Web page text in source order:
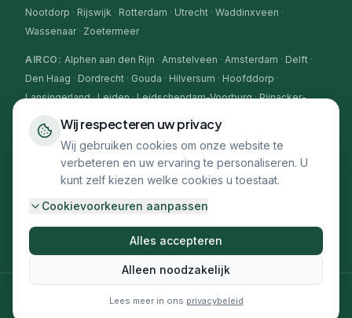
Wij respecteren uw privacy
Wij gebruiken cookies om onze website te
verbeteren en uw ervaring te personaliseren. U
kunt zelf kiezen welke cookies u toestaat.
Cookievoorkeuren aanpassen
Alleen noodzakelijk
Alles accepteren
Lees meer in ons privacybeleid
Nootdorp · Rijswijk · Rotterdam · Utrecht · Waddinxveen ·
Wassenaar· Zoetermeer
AIRCO :Alphen aan den Rijn ·Amstelveen ·Amsterdam · Delft ·
Den Haag · Dordrecht · Gouda · Hilversum · Hoofddorp ·
Lansingerland·Leiden·Leidschendam-Voorburg·Pijnacker-
Nootdorp
Wassenaar· Zoetermeer
CV-KETEL:Alphen aan den Rijn·Amstelveen·Amsterdam ·
Den Haag· Dordrecht·Gouda·Hilversum·Hoofddorp
Lansingerland·Leiden· Leidschendam-Voorburg
Zoetermeer
Climaflux. Alle rechten voorbehouden.